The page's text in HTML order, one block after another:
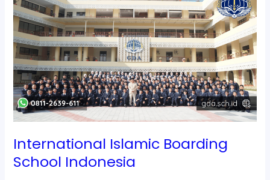
International Islamic Boarding
School Indonesia
Islamic
Boarding
School
Indonesia